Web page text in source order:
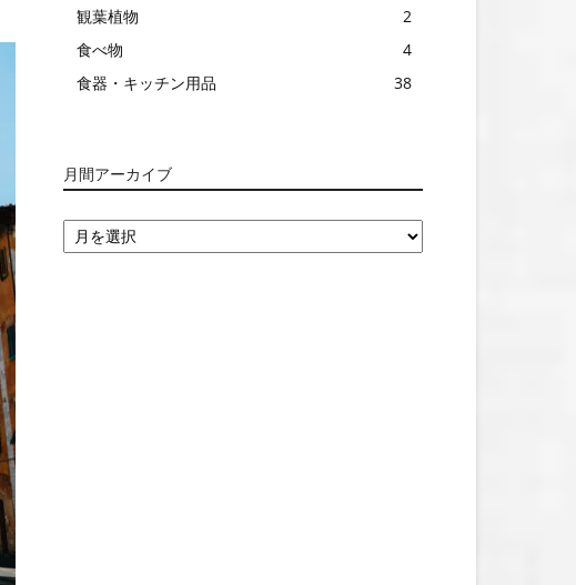
観葉植物
2
食べ物
4
食器・キッチン用品
38
月間アーカイブ
月
間